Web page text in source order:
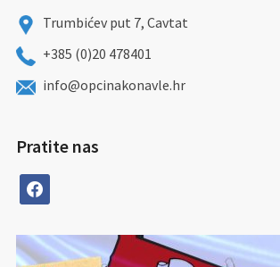
Trumbićev put 7, Cavtat
+385 (0)20 478401
info@opcinakonavle.hr
Pratite nas
facebook